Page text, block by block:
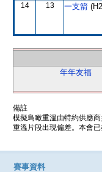
14 13 一支箭
年年友福
備註
模擬鳥瞰重溫由特約供應
重溫片段出現偏差。本會
賽事資料